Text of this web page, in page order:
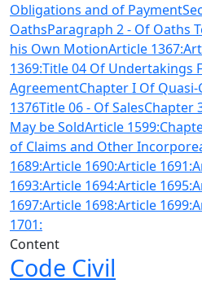
Obligations and of Payment
OathsParagraph 2 - Of Oaths
his Own MotionArticle 1367:
1369:Title 04 Of Undertakings
AgreementChapter I Of
1376Title 06 - Of SalesChapter
May be SoldArticle 1599:
of Claims and Other
1689:Article 1690:Article 1691:
1693:Article 1694:Article 1695:
1697:Article 1698:Article 1699:
1701:
Content
Code Civil